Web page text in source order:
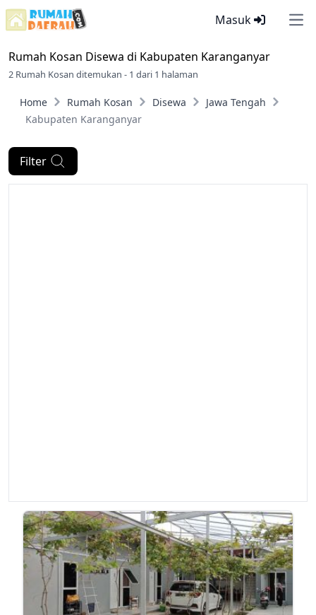
Masuk
Rumah Kosan Disewa di Kabupaten Karanganyar
2 Rumah Kosan ditemukan - 1 dari 1 halaman
Home Rumah Kosan Disewa
Jawa Tengah
Kabupaten Karanganyar
Filter